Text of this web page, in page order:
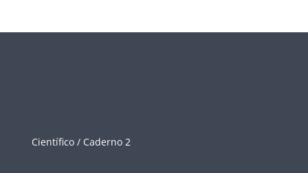
Científico / Caderno 2